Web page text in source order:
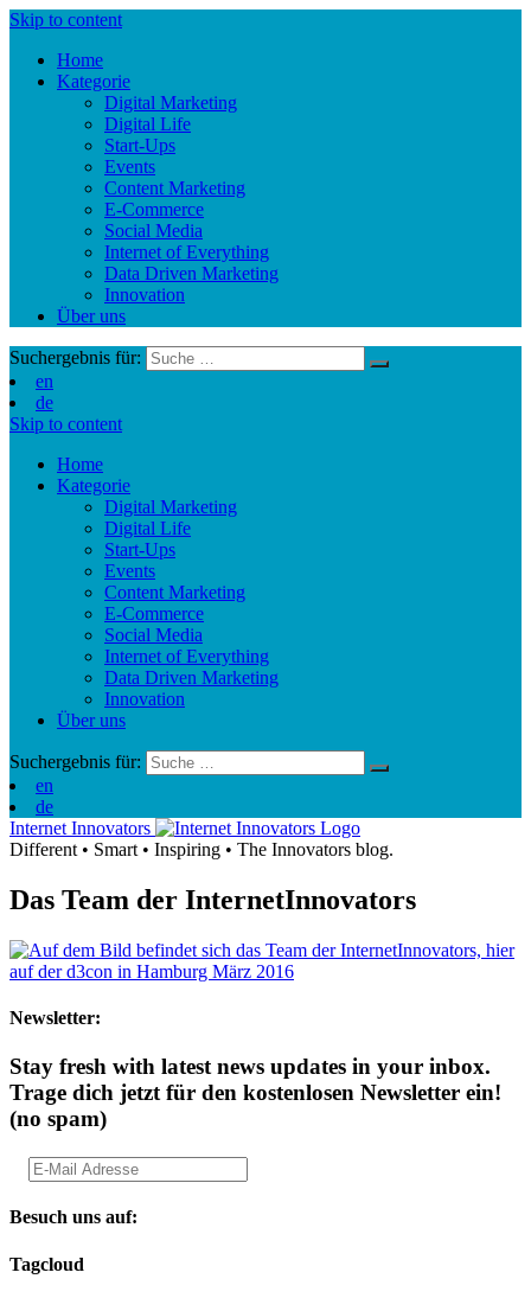
Skip to content
Home
Kategorie
Digital Marketing
Digital Life
Start-Ups
Events
Content Marketing
E-Commerce
Social Media
Internet of Everything
Data Driven Marketing
Innovation
Über uns
Suchergebnis für:
en
de
Skip to content
Home
Kategorie
Digital Marketing
Digital Life
Start-Ups
Events
Content Marketing
E-Commerce
Social Media
Internet of Everything
Data Driven Marketing
Innovation
Über uns
Suchergebnis für:
en
de
Internet Innovators
Different • Smart • Inspiring • The Innovators blog.
Das Team der InternetInnovators
Newsletter:
Stay fresh with latest news updates in your inbox.
Trage dich jetzt für den kostenlosen Newsletter ein!
(no spam)
Besuch uns auf:
Tagcloud